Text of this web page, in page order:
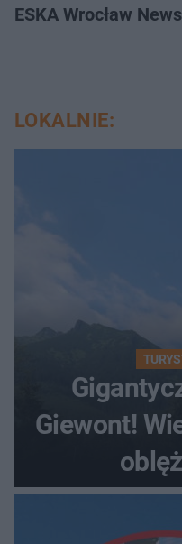
ESKA Wrocław
LOKALNIE:
Giewont!